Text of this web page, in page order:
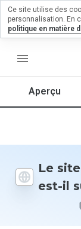
menu
Aperçu
Le
est-il
sur
Quelle
donneriez-
Ce site utilise des
personnalisation. En
politique en matière